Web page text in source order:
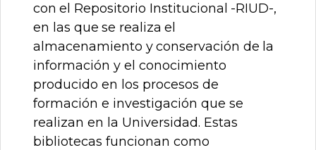
con el Repositorio Institucional -RIUD-,
en las que se realiza el
almacenamiento y conservación de la
información y el conocimiento
producido en los procesos de
formación e investigación que se
realizan en la Universidad. Estas
bibliotecas funcionan como